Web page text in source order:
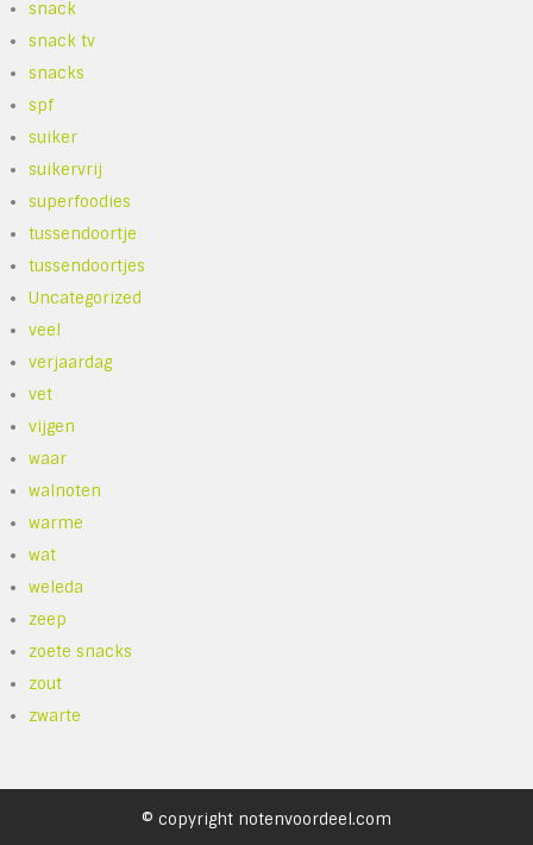
snack
snack tv
snacks
spf
suiker
suikervrij
superfoodies
tussendoortje
tussendoortjes
Uncategorized
veel
verjaardag
vet
vijgen
waar
walnoten
warme
wat
weleda
zeep
zoete snacks
zout
zwarte
© copyright notenvoordeel.com